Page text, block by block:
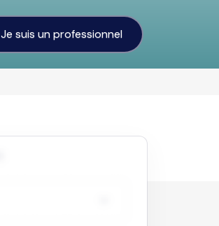
Je suis un professionnel